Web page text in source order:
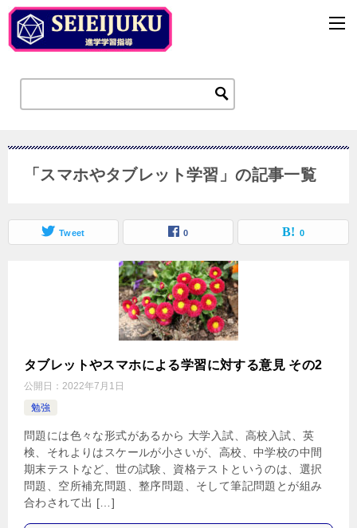
「スマホやタブレット学習」の記事一覧
Tweet 0 0
タブレットやスマホによる学習に対する意見 その2
公開日： 2022年7月1日
勉強
問題には色々な形式があるから 大学入試、高校入試、英
検、それよりはスケールが小さいが、高校、中学校の中間
期末テストなど、世の試験、資格テストというのは、選択
問題、空所補充問題、整序問題、そして筆記問題とが組み
合わされて出 […]